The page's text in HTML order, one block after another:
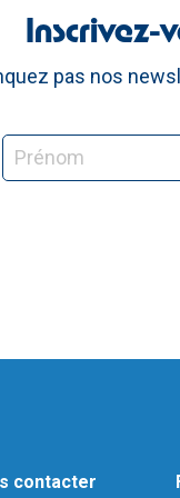
Inscrivez-
pas nos
contacter